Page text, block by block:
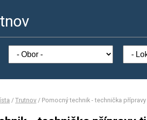
/ Trutnov / Pomocný technik - technička